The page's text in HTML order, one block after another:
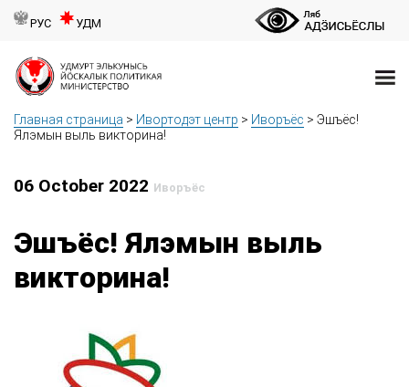
РУС УДМ
Главная страница > Ивортодэт центр > Иворъёс > Эшъёс!
Ялэмын выль викторина!
06 October 2022 Иворъёс
Эшъёс! Ялэмын выль
викторина!